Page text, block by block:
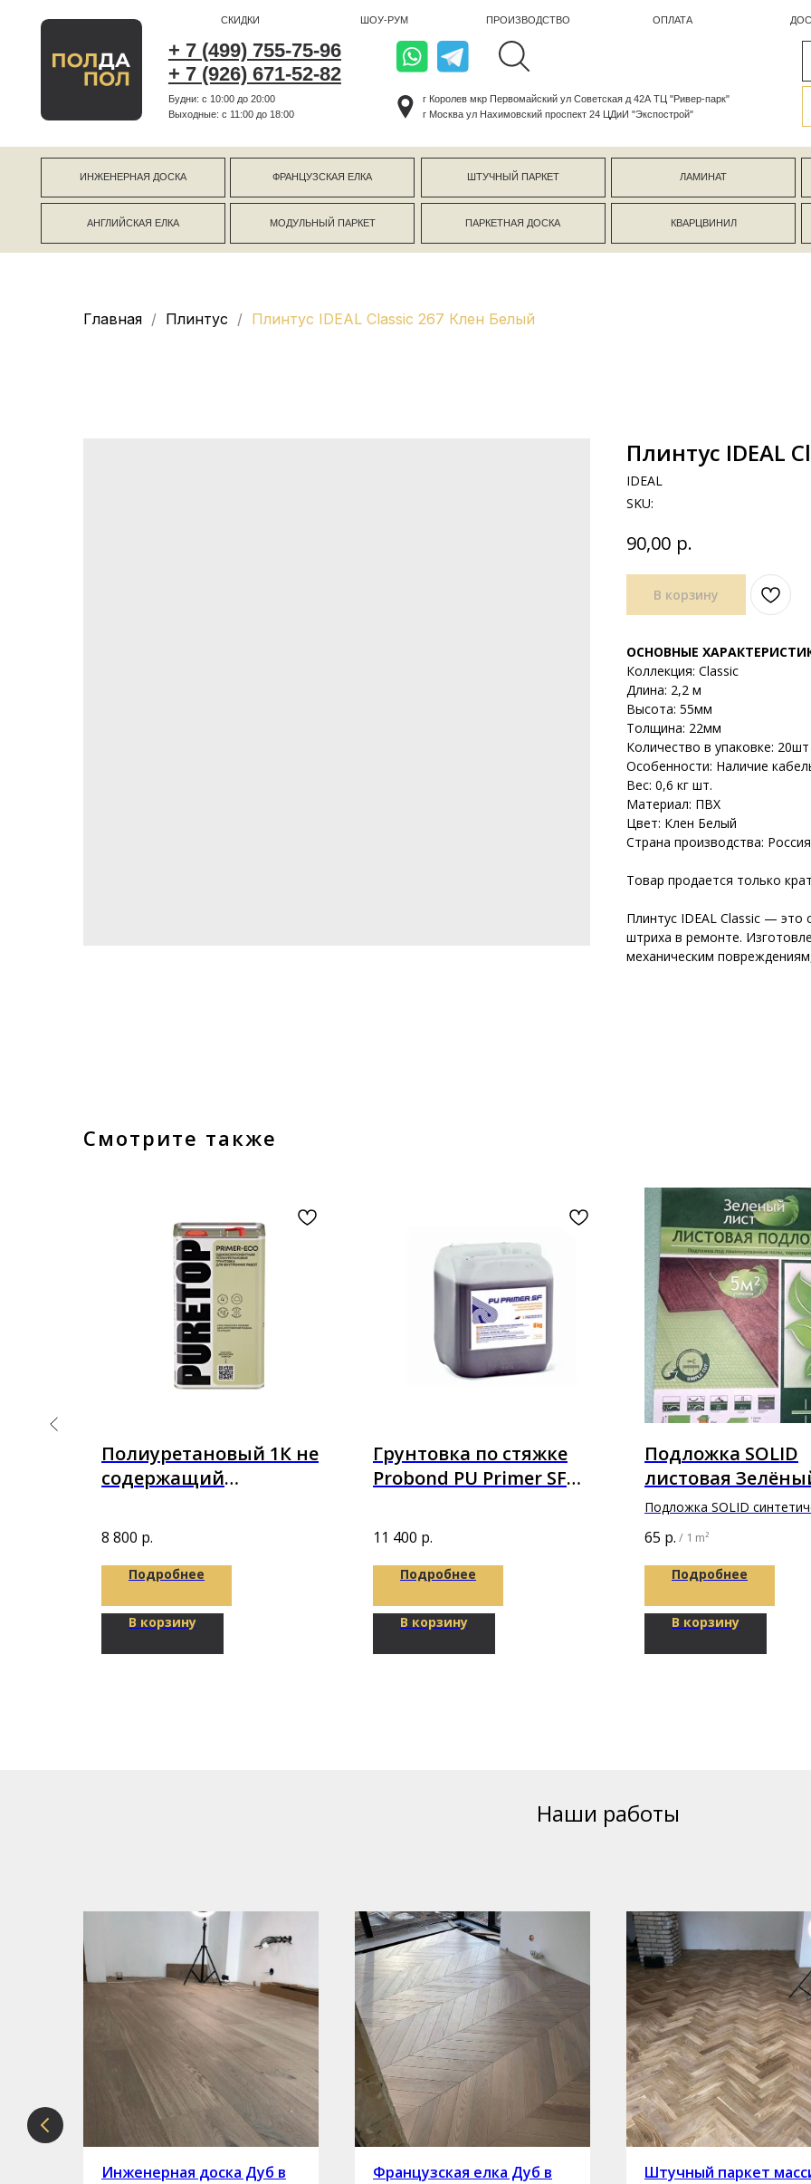
+ 7 (499) 755-75-96
+ 7 (926) 671-52-82
СКИДКИ ШОУ-РУМ ПРОИЗВОДСТВО
Будни: с 10:00 до 20:00
Выходные: c 11:00 до 18:00
г Москва ул Нахимовский проспект 24 ЦДиИ "Экспострой"
ИНЖЕНЕРНАЯ ДОСКА
АНГЛИЙСКАЯ ЕЛКА
ФРАНЦУЗСКАЯ ЕЛКА
ПАРКЕТНАЯ ДОСКА
МОДУЛЬНЫЙ ПАРКЕТ
ШТУЧНЫЙ ПАРКЕТ
КВАРЦВИНИЛ СТЕНОВЫЕ
ЛАМИНАТ
Главная Плинтус Плинтус IDEAL Classic 267 Клен Белый
Плинтус IDEAL
IDEAL
SKU:
90,00 р.
В корзину
ОСНОВНЫЕ
Коллекция: Classic
Длина: 2,2 м
Высота: 55мм
Толщина: 22мм
Количество в упаковке:
Особенности: Наличие
Вес: 0,6 кг шт.
Материал: ПВХ
Цвет: Клен Белый
Страна производства: Россия
Товар продается только
Плинтус IDEAL Classic —
штриха в ремонте.
механическим
Смотрите также
Полиуретановый 1К не
содержащий
Puretop Primer-ECO 4,5 кг
(5л)
8 800 р.
Подробнее
В корзину
Грунтовка по стяжке
Probond PU Primer SF
11 400 р.
Подробнее
В корзину
Подложка SOLID
листовая
в толщине 3мм
Подложка SOLID
1000х500х3мм
65 р. / 1 m²
Подробнее
В корзину
Наши работы
Инженерная доска Дуб в
Французская елка Дуб в
Штучный паркет